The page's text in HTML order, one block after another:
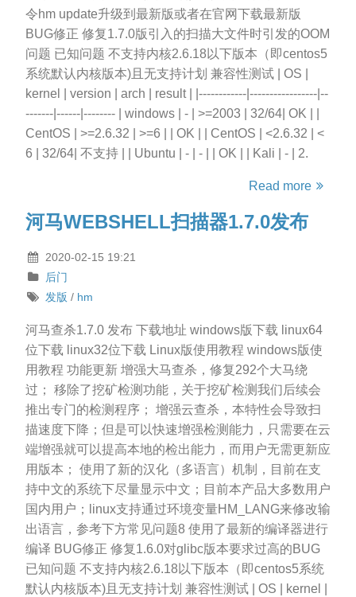
令hm update升级到最新版或者在官网下载最新版
BUG修正 修复1.7.0版引入的扫描大文件时引发的OOM
问题 已知问题 不支持内核2.6.18以下版本（即centos5
系统默认内核版本)且无支持计划 兼容性测试 | OS |
kernel | version | arch | result | |------------|-----------------|--
-------|------|-------- | windows | - | >=2003 | 32/64| OK | |
CentOS | >=2.6.32 | >=6 | | OK | | CentOS | <2.6.32 | <
6 | 32/64| 不支持 | | Ubuntu | - | - | | OK | | Kali | - | 2.
Read more
河马WEBSHELL扫描器1.7.0发布
2020-02-15 19:21
后门
发版 / hm
河马查杀1.7.0 发布 下载地址 windows版下载 linux64
位下载 linux32位下载 Linux版使用教程 windows版使
用教程 功能更新 增强大马查杀，修复292个大马绕
过； 移除了挖矿检测功能，关于挖矿检测我们后续会
推出专门的检测程序； 增强云查杀，本特性会导致扫
描速度下降；但是可以快速增强检测能力，只需要在云
端增强就可以提高本地的检出能力，而用户无需更新应
用版本； 使用了新的汉化（多语言）机制，目前在支
持中文的系统下尽量显示中文；目前本产品大多数用户
国内用户；linux支持通过环境变量HM_LANG来修改输
出语言，参考下方常见问题8 使用了最新的编译器进行
编译 BUG修正 修复1.6.0对glibc版本要求过高的BUG
已知问题 不支持内核2.6.18以下版本（即centos5系统
默认内核版本)且无支持计划 兼容性测试 | OS | kernel |